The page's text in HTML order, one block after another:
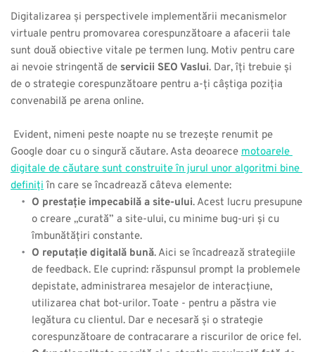
Digitalizarea și perspectivele implementării mecanismelor
virtuale pentru promovarea corespunzătoare a afacerii tale
sunt două obiective vitale pe termen lung. Motiv pentru care
ai nevoie stringentă de servicii SEO Vaslui. Dar, îți trebuie și
de o strategie corespunzătoare pentru a-ți câștiga poziția
convenabilă pe arena online.
Google doar cu o singură căutare. Asta deoarece motoarele
digitale de căutare sunt construite în jurul unor algoritmi bine
definiți în care se încadrează câteva elemente:
O prestație impecabilă a site-ului. Acest lucru presupune
o creare „curată” a site-ului, cu minime bug-uri și cu
îmbunătățiri constante.
O reputație digitală bună. Aici se încadrează strategiile
de feedback. Ele cuprind: răspunsul prompt la problemele
depistate, administrarea mesajelor de interacțiune,
utilizarea chat bot-urilor. Toate - pentru a păstra vie
legătura cu clientul. Dar e necesară și o strategie
corespunzătoare de contracarare a riscurilor de orice fel.